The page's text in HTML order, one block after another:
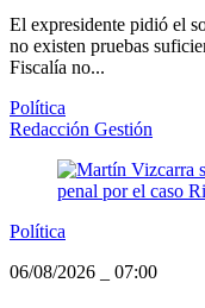
El expresidente pidió el
no existen pruebas
Fiscalía no...
Política
Redacción Gestión
Política
06/08/2026
07:00